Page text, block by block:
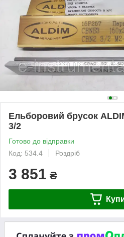
Ельборовий брусок
3/2
Готово до відправки
Код: 534.4
Роздріб
3 851 ₴